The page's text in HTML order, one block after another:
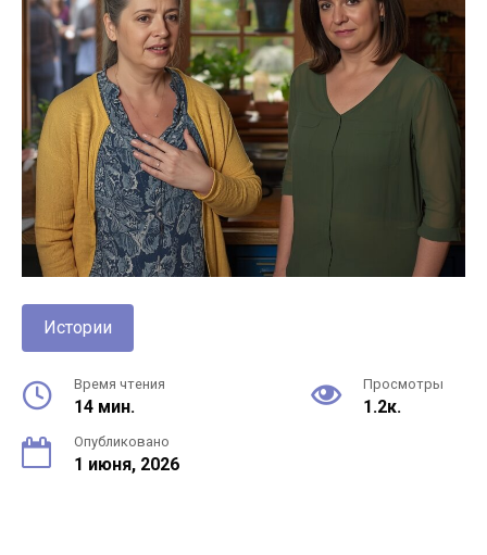
Истории
Время чтения
14 мин.
Просмотры
1.2к.
Опубликовано
1 июня, 2026